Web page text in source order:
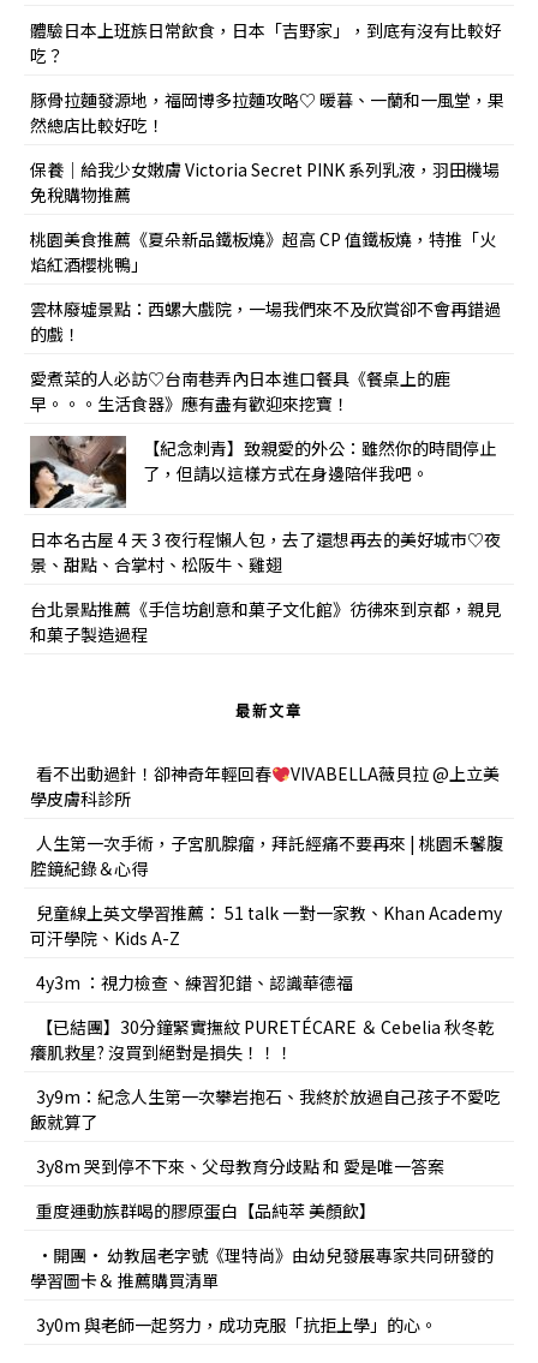
體驗日本上班族日常飲食，日本「吉野家」，到底有沒有比較好
吃？
豚骨拉麵發源地，福岡博多拉麵攻略♡ 暖暮、一蘭和一風堂，果
然總店比較好吃！
保養｜給我少女嫩膚 Victoria Secret PINK 系列乳液，羽田機場
免稅購物推薦
桃園美食推薦《夏朵新品鐵板燒》超高 CP 值鐵板燒，特推「火
焰紅酒櫻桃鴨」
雲林廢墟景點：西螺大戲院，一場我們來不及欣賞卻不會再錯過
的戲！
愛煮菜的人必訪♡台南巷弄內日本進口餐具《餐桌上的鹿
早。。。生活食器》應有盡有歡迎來挖寶！
【紀念刺青】致親愛的外公：雖然你的時間停止
了，但請以這樣方式在身邊陪伴我吧。
日本名古屋 4 天 3 夜行程懶人包，去了還想再去的美好城市♡夜
景、甜點、合掌村、松阪牛、雞翅
台北景點推薦《手信坊創意和菓子文化館》彷彿來到京都，親見
和菓子製造過程
最新文章
看不出動過針！卻神奇年輕回春
VIVABELLA薇貝拉 @上立美
學皮膚科診所
人生第一次手術，子宮肌腺瘤，拜託經痛不要再來 | 桃園禾馨腹
腔鏡紀錄＆心得
兒童線上英文學習推薦： 51 talk 一對一家教、Khan Academy
可汗學院、Kids A-Z
4y3m ：視力檢查、練習犯錯、認識華德福
【已結團】30分鐘緊實撫紋 PURETÉCARE ＆ Cebelia 秋冬乾
癢肌救星? 沒買到絕對是損失！！！
3y9m：紀念人生第一次攀岩抱石、我終於放過自己孩子不愛吃
飯就算了
3y8m 哭到停不下來、父母教育分歧點 和 愛是唯一答案
重度運動族群喝的膠原蛋白【品純萃 美顏飲】
•開團• 幼教屆老字號《理特尚》由幼兒發展專家共同研發的
學習圖卡＆ 推薦購買清單
3y0m 與老師一起努力，成功克服「抗拒上學」的心。